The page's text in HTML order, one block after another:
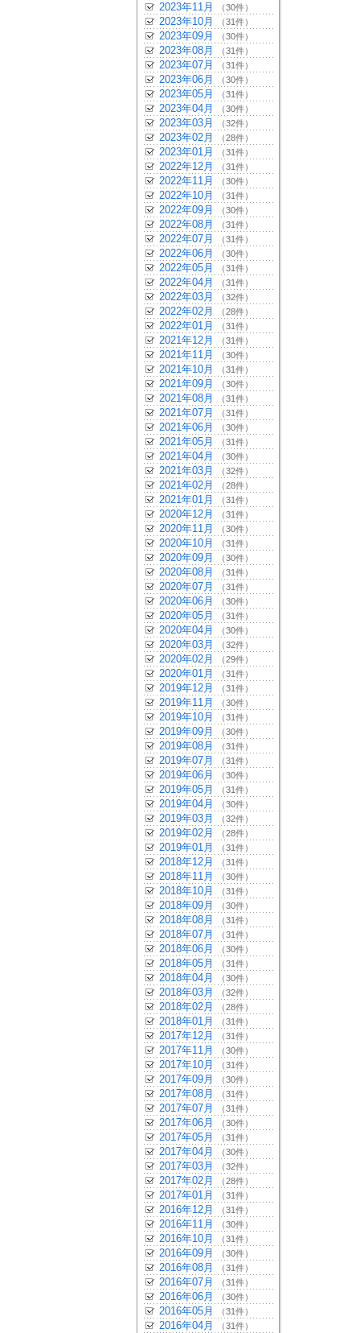
2023年11月 （30件）
2023年10月 （31件）
2023年09月 （30件）
2023年08月 （31件）
2023年07月 （31件）
2023年06月 （30件）
2023年05月 （31件）
2023年04月 （30件）
2023年03月 （32件）
2023年02月 （28件）
2023年01月 （31件）
2022年12月 （31件）
2022年11月 （30件）
2022年10月 （31件）
2022年09月 （30件）
2022年08月 （31件）
2022年07月 （31件）
2022年06月 （30件）
2022年05月 （31件）
2022年04月 （31件）
2022年03月 （32件）
2022年02月 （28件）
2022年01月 （31件）
2021年12月 （31件）
2021年11月 （30件）
2021年10月 （31件）
2021年09月 （30件）
2021年08月 （31件）
2021年07月 （31件）
2021年06月 （30件）
2021年05月 （31件）
2021年04月 （30件）
2021年03月 （32件）
2021年02月 （28件）
2021年01月 （31件）
2020年12月 （31件）
2020年11月 （30件）
2020年10月 （31件）
2020年09月 （30件）
2020年08月 （31件）
2020年07月 （31件）
2020年06月 （30件）
2020年05月 （31件）
2020年04月 （30件）
2020年03月 （32件）
2020年02月 （29件）
2020年01月 （31件）
2019年12月 （31件）
2019年11月 （30件）
2019年10月 （31件）
2019年09月 （30件）
2019年08月 （31件）
2019年07月 （31件）
2019年06月 （30件）
2019年05月 （31件）
2019年04月 （30件）
2019年03月 （32件）
2019年02月 （28件）
2019年01月 （31件）
2018年12月 （31件）
2018年11月 （30件）
2018年10月 （31件）
2018年09月 （30件）
2018年08月 （31件）
2018年07月 （31件）
2018年06月 （30件）
2018年05月 （31件）
2018年04月 （30件）
2018年03月 （32件）
2018年02月 （28件）
2018年01月 （31件）
2017年12月 （31件）
2017年11月 （30件）
2017年10月 （31件）
2017年09月 （30件）
2017年08月 （31件）
2017年07月 （31件）
2017年06月 （30件）
2017年05月 （31件）
2017年04月 （30件）
2017年03月 （32件）
2017年02月 （28件）
2017年01月 （31件）
2016年12月 （31件）
2016年11月 （30件）
2016年10月 （31件）
2016年09月 （30件）
2016年08月 （31件）
2016年07月 （31件）
2016年06月 （30件）
2016年05月 （31件）
2016年04月 （31件）